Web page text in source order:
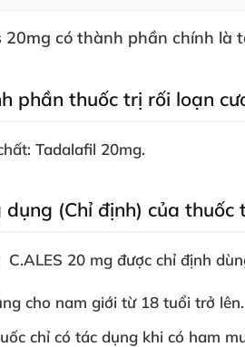
20mg có thành phần chính là
phần thuốc trị rối loạn
Tadalafil 20mg.
dụng (Chỉ định) của thuốc
C.ALES 20 mg được chỉ định
cho nam giới từ 18 tuổi trở lên.
chỉ có tác dụng khi có ham